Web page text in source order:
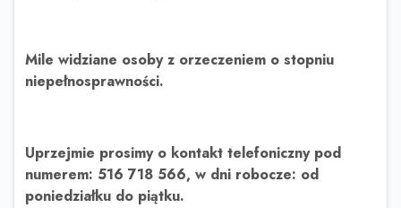
Mile widziane osoby z orzeczeniem o stopniu
niepełnosprawności.
Uprzejmie prosimy o kontakt telefoniczny pod
numerem: 516 718 566, w dni robocze: od
poniedziałku do piątku.